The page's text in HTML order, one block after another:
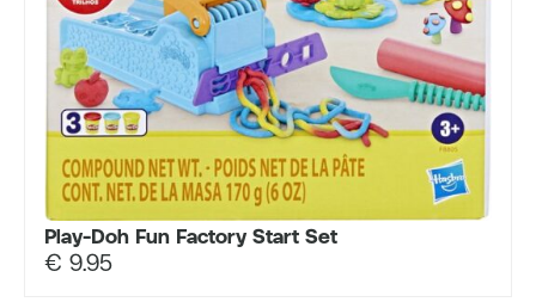
Play-Doh Fun Factory Start Set
€ 9.95